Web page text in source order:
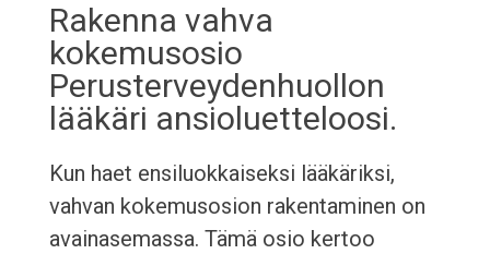
Rakenna vahva
kokemusosio
Perusterveydenhuollon
lääkäri ansioluetteloosi.
Kun haet ensiluokkaiseksi lääkäriksi,
vahvan kokemusosion rakentaminen on
avainasemassa. Tämä osio kertoo